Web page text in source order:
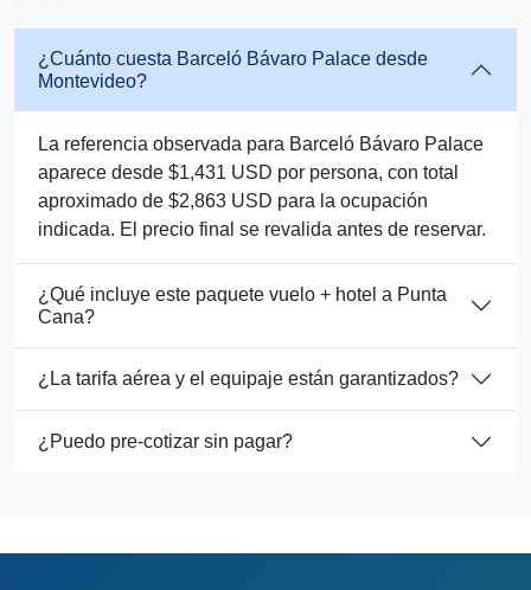
¿Cuánto cuesta Barceló Bávaro Palace desde
Montevideo?
La referencia observada para Barceló Bávaro Palace
aparece desde $1,431 USD por persona, con total
aproximado de $2,863 USD para la ocupación
indicada. El precio final se revalida antes de reservar.
¿Qué incluye este paquete vuelo + hotel a Punta
Cana?
¿La tarifa aérea y el equipaje están garantizados?
¿Puedo pre-cotizar sin pagar?